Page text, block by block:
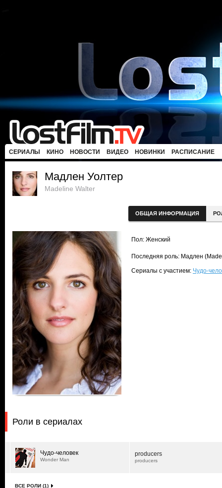
СЕРИАЛЫ КИНО НОВОСТИ ВИДЕО НОВИНКИ РАСПИСАНИЕ
Мадлен Уолтер
Madeline Walter
ОБЩАЯ ИНФОРМАЦИЯ
Пол: Женский
Последняя роль: Мадлен
Сериалы с участием: Чудо-
Роли в сериалах
Чудо-человек
Wonder Man
producers
producers
ВСЕ РОЛИ (1)